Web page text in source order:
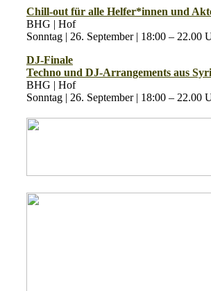
Chill-out für alle Helfer*innen und
BHG | Hof
Sonntag | 26. September | 18:00 – 22.00
DJ-Finale
Techno und DJ-Arrangements aus
BHG | Hof
Sonntag | 26. September | 18:00 – 22.00